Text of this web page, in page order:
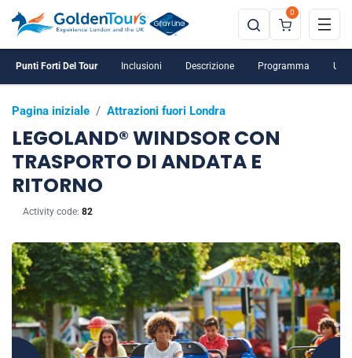
0
Pagina iniziale / Attrazioni fuori Londra
LEGOLAND® WINDSOR CON
TRASPORTO DI ANDATA E
RITORNO
Activity code: 82
Punti Forti Del Tour Inclusioni Descrizione Programma